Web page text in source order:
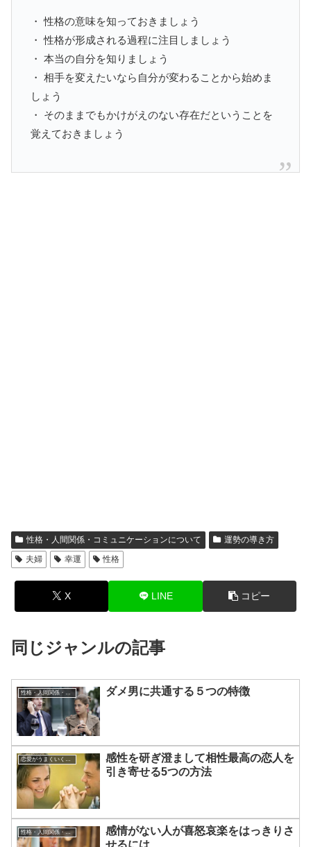
・ 性格の意味を知っておきましょう
・ 性格が形成される過程に注目しましょう
・ 本当の自分を知りましょう
・ 相手を変えたいなら自分が変わることから始めま
しょう
・ そのままでもかけがえのない存在だということを
覚えておきましょう
性格・人間関係・コミュニケーションについて
運勢の導き方
夫婦
幸運 性格
X LINE コピー
同じジャンルの記事
性格・人間関係・コミュニケーションについて ダメ男に共通する５つの特徴
恋愛がうまくいく方法
感性を研ぎ澄まして相性最高の恋人を
引き寄せる5つの方法
性格・人間関係・コミュニケーションについて
感情がない人が喜怒哀楽をはっきりさ
せるには